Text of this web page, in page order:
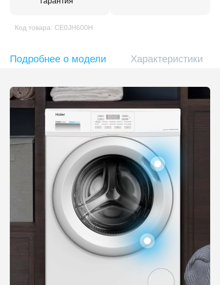
Код товара: CE0JH600H
Подробнее о модели Характеристики